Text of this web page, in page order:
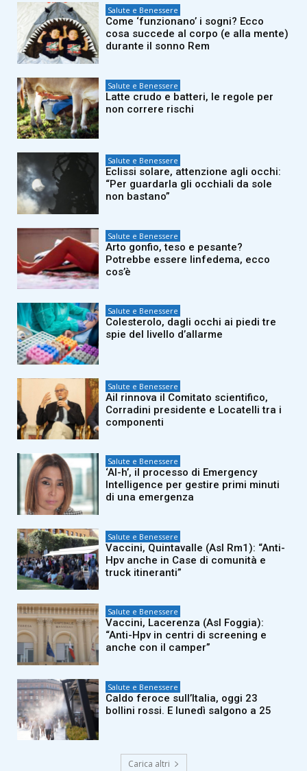
Salute e Benessere
Come ‘funzionano’ i sogni? Ecco
cosa succede al corpo (e alla mente)
durante il sonno Rem
Salute e Benessere
Latte crudo e batteri, le regole per
non correre rischi
Salute e Benessere
Eclissi solare, attenzione agli occhi:
“Per guardarla gli occhiali da sole
non bastano”
Salute e Benessere
Arto gonfio, teso e pesante?
Potrebbe essere linfedema, ecco
cos’è
Salute e Benessere
Colesterolo, dagli occhi ai piedi tre
spie del livello d’allarme
Salute e Benessere
Ail rinnova il Comitato scientifico,
Corradini presidente e Locatelli tra i
componenti
Salute e Benessere
‘AI-h’, il processo di Emergency
Intelligence per gestire primi minuti
di una emergenza
Salute e Benessere
Vaccini, Quintavalle (Asl Rm1): “Anti-
Hpv anche in Case di comunità e
truck itineranti”
Salute e Benessere
Vaccini, Lacerenza (Asl Foggia):
“Anti-Hpv in centri di screening e
anche con il camper”
Salute e Benessere
Caldo feroce sull’Italia, oggi 23
bollini rossi. E lunedì salgono a 25
Carica altri